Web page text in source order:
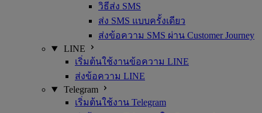
วิธีส่ง SMS
ส่ง SMS แบบครั้งเดียว
ส่งข้อความ SMS ผ่าน Customer Journey
LINE
เริ่มต้นใช้งานข้อความ LINE
ส่งข้อความ LINE
Telegram
เริ่มต้นใช้งาน Telegram